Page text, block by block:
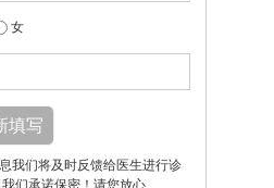
女
我们将及时反馈给医生进行诊
们承诺保密！请您放心